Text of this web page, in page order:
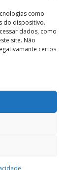
como
do dispositivo.
dados, como
site. Não
certos